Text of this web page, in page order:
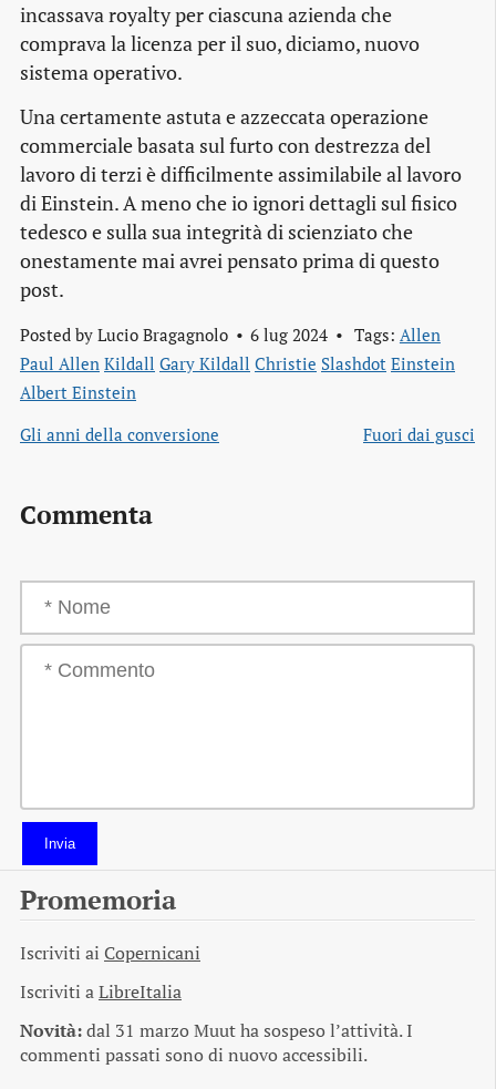
incassava royalty per ciascuna azienda che
comprava la licenza per il suo, diciamo, nuovo
sistema operativo.
Una certamente astuta e azzeccata operazione
commerciale basata sul furto con destrezza del
lavoro di terzi è difficilmente assimilabile al lavoro
di Einstein. A meno che io ignori dettagli sul fisico
tedesco e sulla sua integrità di scienziato che
onestamente mai avrei pensato prima di questo
post.
Posted by Lucio Bragagnolo 6 lug 2024 Tags: Allen
Paul Allen Kildall Gary Kildall Christie Slashdot Einstein
Albert Einstein
Gli anni della conversione
Fuori dai gusci
Commenta
Invia
Promemoria
Iscriviti ai Copernicani
Iscriviti aLibreItalia
Novità:dal 31 marzo Muut ha sospeso l’attività. I
commenti passati sono di nuovo accessibili.